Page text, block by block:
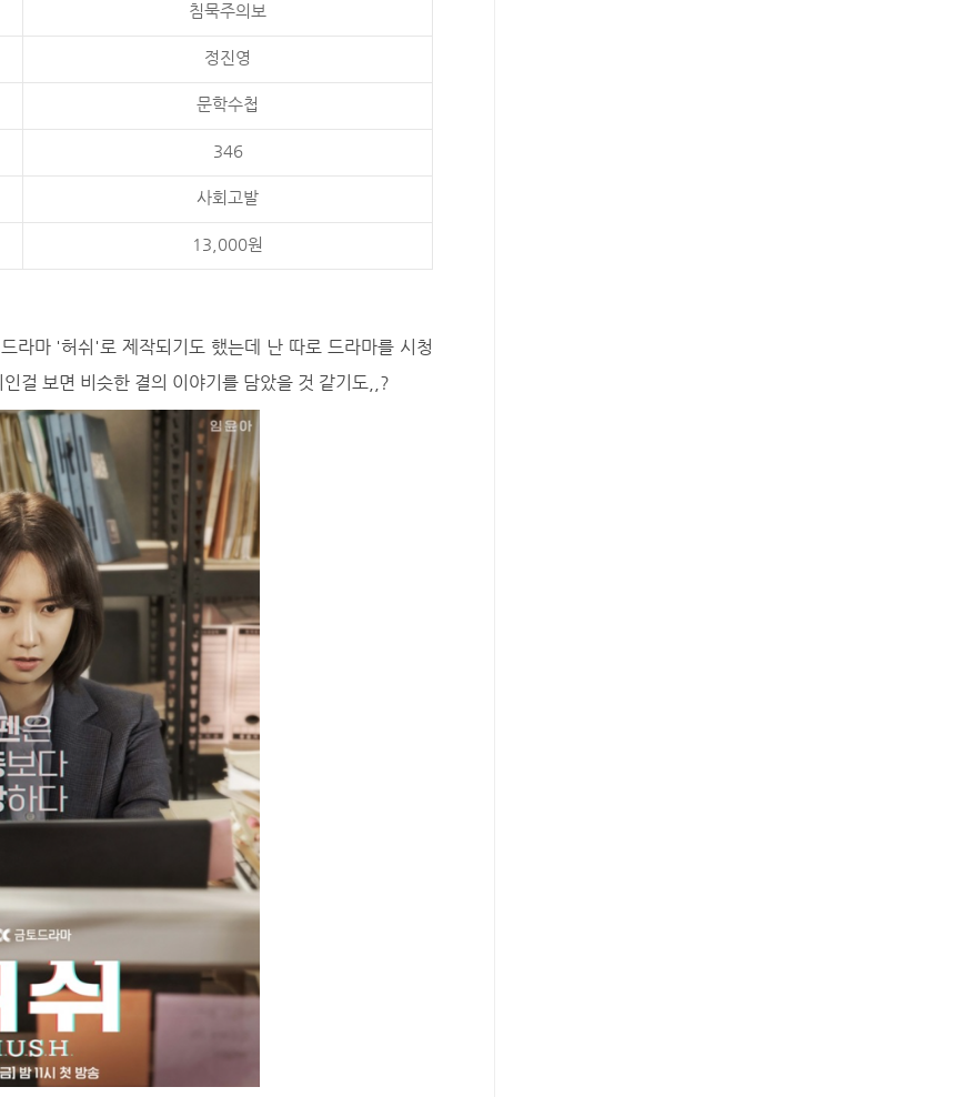
침묵주의보
정진영
문학수첩
346
사회고발
13,000원
라마 '허쉬'로 제작되기도 했는데 난 따로 드라마를 시청
걸 보면 비슷한 결의 이야기를 담았을 것 같기도,,?